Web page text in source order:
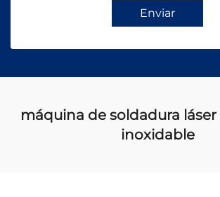
Enviar
máquina de soldadura láser
inoxidable